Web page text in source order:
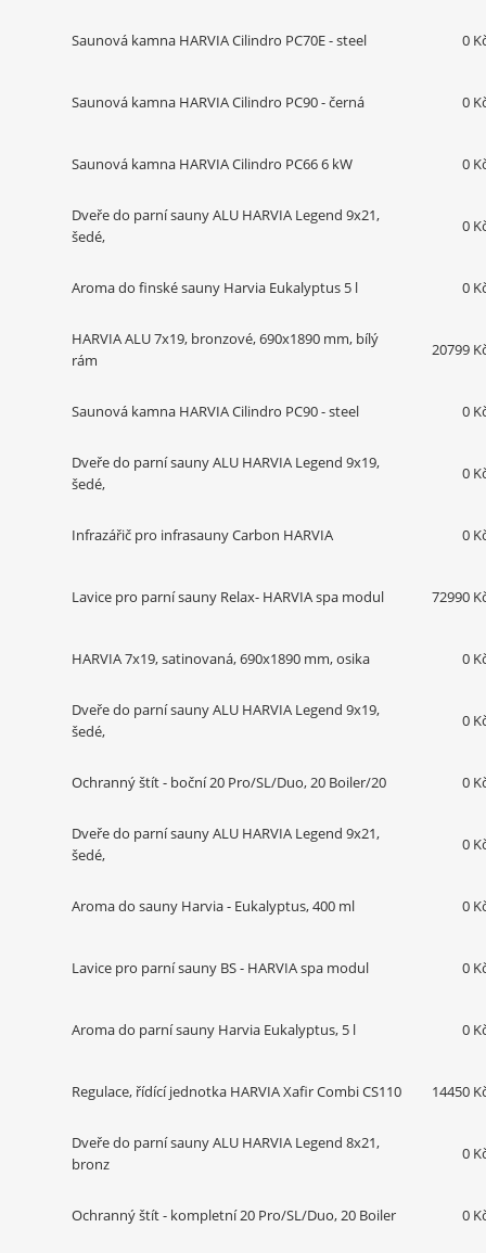
Saunová kamna HARVIA Cilindro PC70E - steel 0
Saunová kamna HARVIA Cilindro PC90 - černá 0
Saunová kamna HARVIA Cilindro PC66 6 kW 0
Dveře do parní sauny ALU HARVIA Legend 9x21,
šedé,
0
Aroma do finské sauny Harvia Eukalyptus 5 l 0
HARVIA ALU 7x19, bronzové, 690x1890 mm, bílý
rám
20799
Saunová kamna HARVIA Cilindro PC90 - steel 0
Dveře do parní sauny ALU HARVIA Legend 9x19,
šedé,
0
Infrazářič pro infrasauny Carbon HARVIA 0
Lavice pro parní sauny Relax- HARVIA spa modul 72990
HARVIA 7x19, satinovaná, 690x1890 mm, osika 0
Dveře do parní sauny ALU HARVIA Legend 9x19,
šedé,
0
Ochranný štít - boční 20 Pro/SL/Duo, 20 Boiler/20 0
Dveře do parní sauny ALU HARVIA Legend 9x21,
šedé,
0
Aroma do sauny Harvia - Eukalyptus, 400 ml 0
Lavice pro parní sauny BS - HARVIA spa modul 0
Aroma do parní sauny Harvia Eukalyptus, 5 l 0
Regulace, řídící jednotka HARVIA Xafir Combi CS110 14450
Dveře do parní sauny ALU HARVIA Legend 8x21,
bronz
0
Ochranný štít - kompletní 20 Pro/SL/Duo, 20 Boiler 0